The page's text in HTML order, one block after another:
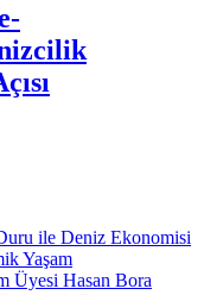
ile Deniz Ekonomisi
Yaşam
Üyesi Hasan Bora